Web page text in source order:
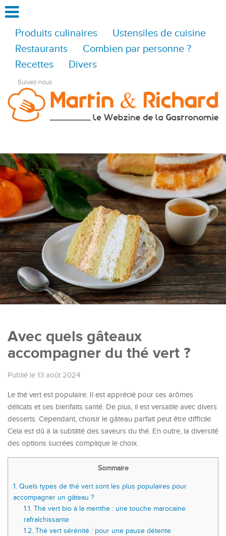
Produits culinaires
Ustensiles de cuisine
Restaurants
Combien par personne ?
Recettes
Divers
Suivez-nous
Avec quels gâteaux
accompagner du thé vert ?
Publié le 13 août 2024
Le thé vert est populaire. Il est apprécié pour ses arômes
délicats et ses bienfaits santé. De plus, il est versatile avec divers
desserts. Cependant, choisir le gâteau parfait peut être difficile.
Cela est dû à la subtilité des saveurs du thé. En outre, la diversité
des options sucrées complique le choix.
Sommaire
1. Quels types de thé vert sont les plus populaires pour
accompagner un gâteau ?
1.1. Thé vert bio à la menthe : une touche marocaine
rafraîchissante
1.2. Thé vert sérénité : pour une pause détente